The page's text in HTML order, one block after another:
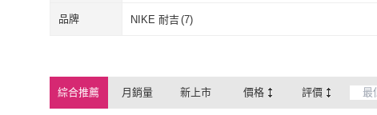
品牌 NIKE 耐吉(7)
綜合推薦 月銷量 新上市 價格 評價